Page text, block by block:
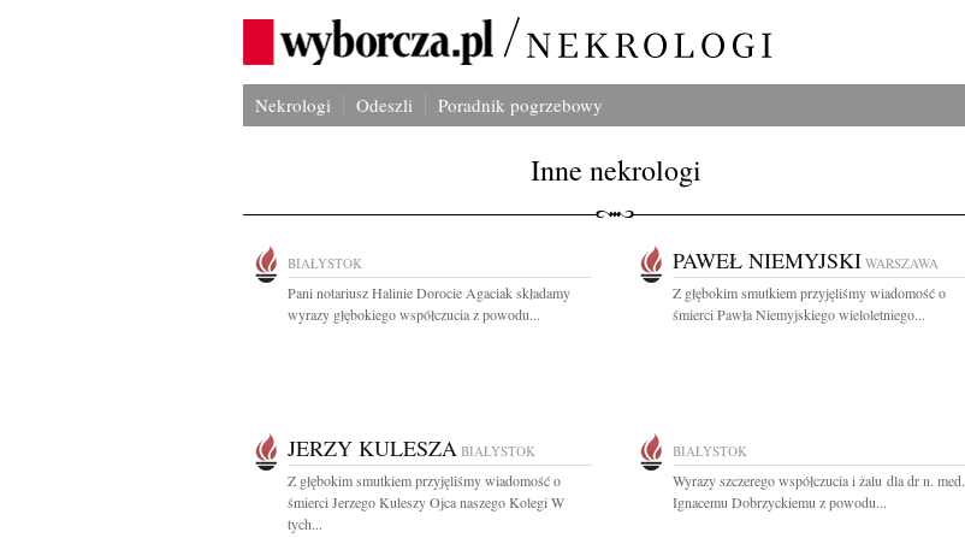
Nekrologi Odeszli Poradnik pogrzebowy
Inne nekrologi
BIAŁYSTOK
Pani notariusz Halinie Dorocie Agaciak składamy
wyrazy głębokiego współczucia z powodu...
PAWEŁ NIEMYJSKI WARSZAWA
Z głębokim smutkiem przyjęliśmy wiadomość o
śmierci Pawła Niemyjskiego wieloletniego...
JERZY KULESZA BIAŁYSTOK
Z głębokim smutkiem przyjęliśmy wiadomość o
śmierci Jerzego Kuleszy Ojca naszego Kolegi W
tych...
BIAŁYSTOK
Wyrazy szczerego współczucia i żalu dla dr n. med.
Ignacemu Dobrzyckiemu z powodu...